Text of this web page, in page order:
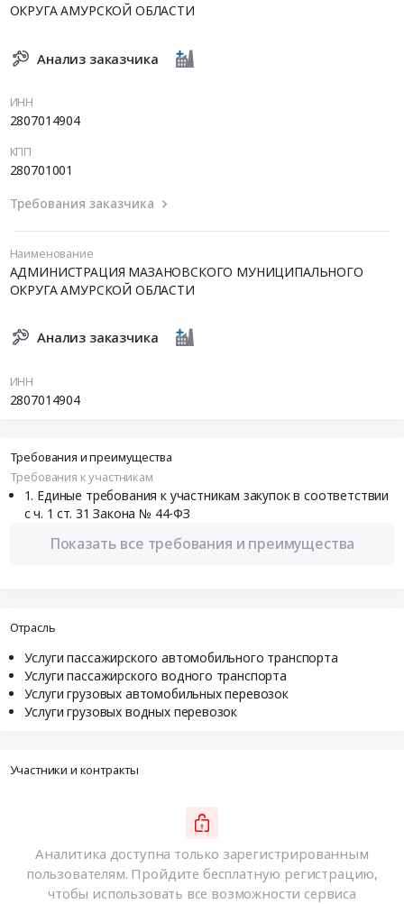
ОКРУГА АМУРСКОЙ ОБЛАСТИ
Анализ заказчика
ИНН
2807014904
КПП
280701001
Требования заказчика
Наименование
АДМИНИСТРАЦИЯ МАЗАНОВСКОГО МУНИЦИПАЛЬНОГО
ОКРУГА АМУРСКОЙ ОБЛАСТИ
Анализ заказчика
ИНН
2807014904
Требования и преимущества
Требования к участникам
Единые требования к участникам закупок в соответствии
с ч. 1 ст. 31 Закона № 44-ФЗ
Показать все требования и преимущества
Отрасль
Услуги пассажирского автомобильного транспорта
Услуги пассажирского водного транспорта
Услуги грузовых автомобильных перевозок
Услуги грузовых водных перевозок
Участники и контракты
Аналитика доступна только зарегистрированным
пользователям. Пройдите бесплатную регистрацию,
чтобы использовать все возможности сервиса